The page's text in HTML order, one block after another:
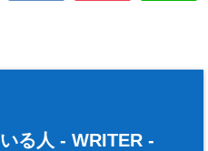
る人 - WRITER -